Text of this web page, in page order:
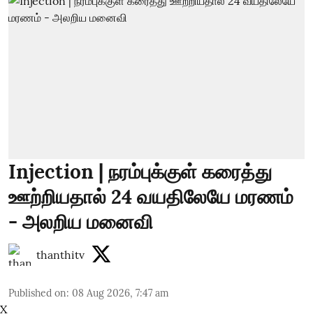
Injection | நரம்புக்குள் கரைத்து
ஊற்றியதால் 24 வயதிலேயே மரணம்
- அலறிய மனைவி
thanthitv
Published on: 08 Aug 2026, 7:47 am
X